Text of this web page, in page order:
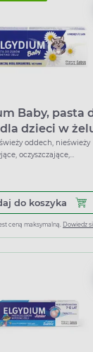
Baby, pasta
dzieci w
- 2 lata, 30 ml
oddech, nieświeży
oczyszczające,
do koszyka
ceną maksymalną. Dowiedz